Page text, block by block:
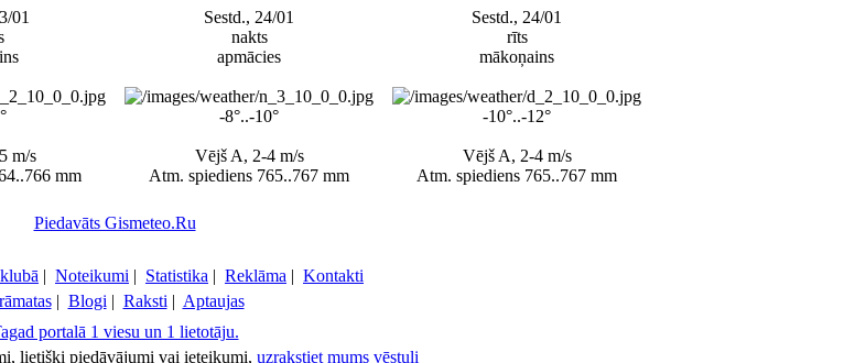
01
m/s
mm
Sestd., 24/01
nakts
apmācies
-8°..-10°
Vējš A, 2-4 m/s
Atm. spiediens 765..767 mm
Sestd., 24/01
rīts
mākoņains
-10°..-12°
Vējš A, 2-4 m/s
Atm. spiediens 765..767 mm
Piedavāts Gismeteo.Ru
| Noteikumi | Statistika | Reklāma | Kontakti
| Blogi | Raksti | Aptaujas
portalā 1 viesu un 1 lietotāju.
lietišķi piedāvājumi vai ieteikumi, uzrakstiet mums vēstuli